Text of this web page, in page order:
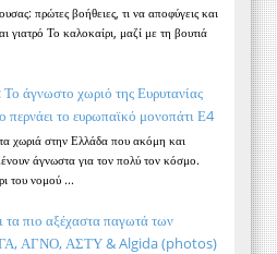
πρώτες βοήθειες, τι να αποφύγεις και
γιατρό Το καλοκαίρι, μαζί με τη βουτιά
άγνωστο χωριό της Ευρυτανίας
περνάει το ευρωπαϊκό μονοπάτι Ε4
χωριά στην Ελλάδα που ακόμη και
άγνωστα για τον πολύ τον κόσμο.
του νομού ...
τα πιο αξέχαστα παγωτά των
ΑΓΝΟ, ΑΣΤΥ & Algida (photos)